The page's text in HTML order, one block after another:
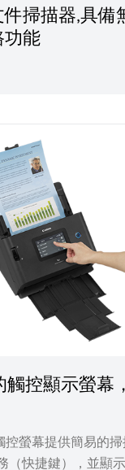
掃描器,具備
能
觸控顯示螢幕
控螢幕提供簡易的
（快捷鍵），並顯